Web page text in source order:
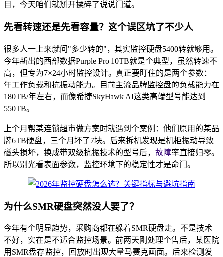
目，今天咱们就掰开揉碎了说说门道。
先看转速还是先看容量？这个误区坑了不少人
很多人一上来就问"多少转的"，其实监控硬盘5400转就够用。
今年新出的西部数据Purple Pro 10TB就是个典型，虽然转速不
高，但专为7×24小时监控设计。真正要盯住的是两个参数：
年工作负载和抗振动能力。目前主流品牌监控盘的负载能力在
180TB/年左右，而像希捷SkyHawk AI这类高端型号能达到
550TB。
上个月帮某连锁超市做方案时就遇到个案例：他们原用的某品
牌6TB硬盘，三个月坏了7块。后来拆机发现是机柜振动导致
磁头损坏，换成带双级抗振技术的型号后， 故障率直接归零。
所以别光看表面参数，监控环境下的稳定性才是命门。
为什么SMR硬盘突然没人要了？
今年有个明显趋势，采购商都在躲着SMR硬盘走。不是技术
不好，实在是不适合监控场景。前两天刚处理个售后，某医院
用SMR盘存监控，回放时出现大量马赛克画面。后来检测发